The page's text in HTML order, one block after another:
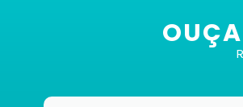
3 tipos de sessão
Mergulhe em